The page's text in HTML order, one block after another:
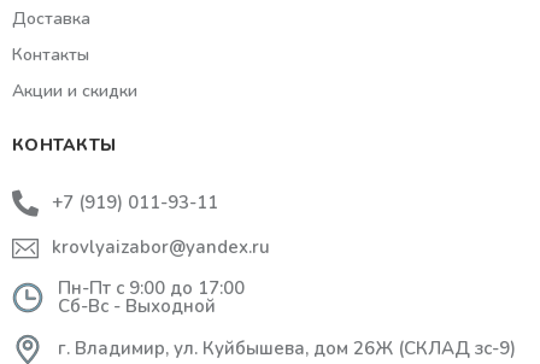
Доставка
Контакты
Акции и скидки
КОНТАКТЫ
+7 (919) 011-93-11
krovlyaizabor@yandex.ru
Пн-Пт с 9:00 до 17:00
Сб-Вс - Выходной
г. Владимир, ул. Куйбышева, дом 26Ж (СКЛАД зс-9)